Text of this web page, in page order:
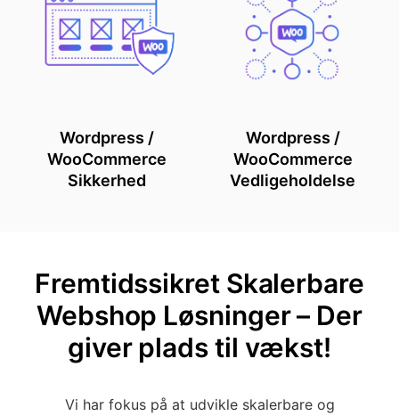
Wordpress /
WooCommerce
Sikkerhed
Wordpress /
WooCommerce
Vedligeholdelse
Fremtidssikret Skalerbare
Webshop Løsninger – Der
giver plads til vækst!
Vi har fokus på at udvikle skalerbare og